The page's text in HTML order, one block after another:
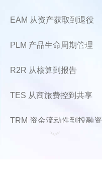
EAM 从资产获取到退役
PLM 产品生命周期管理
R2R 从核算到报告
TES 从商旅费控到共享
TRM 资金流动性到投融资
》